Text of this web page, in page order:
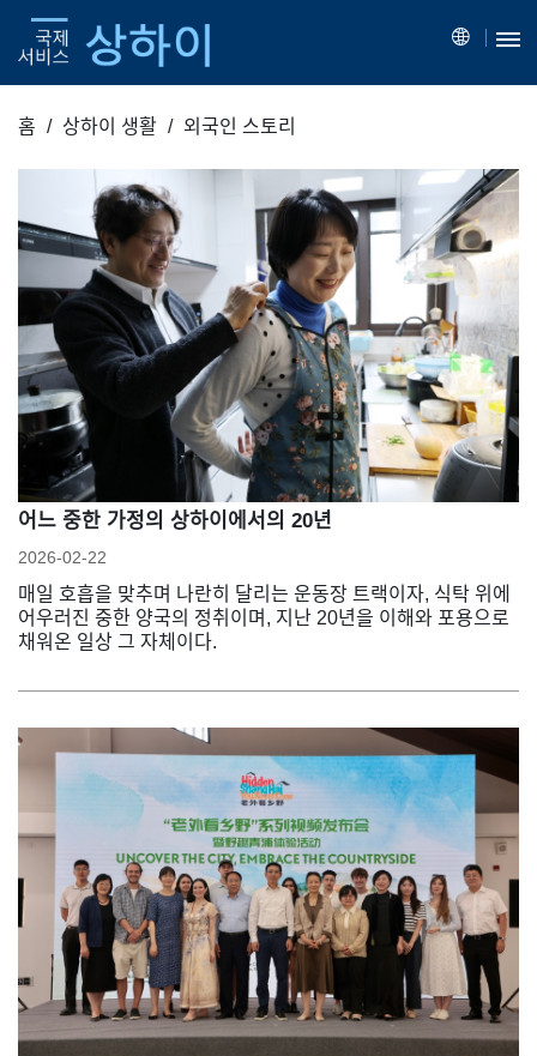
홈 상하이 생활 외국인 스토리
어느 중한 가정의 상하이에서의 20년
2026-02-22
매일 호흡을 맞추며 나란히 달리는 운동장 트랙이자, 식탁 위에
어우러진 중한 양국의 정취이며, 지난 20년을 이해와 포용으로
채워온 일상 그 자체이다.